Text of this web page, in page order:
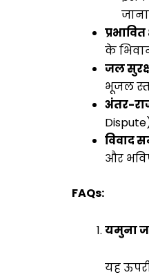
के
जल
भूजल
अंतर-
विवाद
और
FAQs:
यमुना
यह